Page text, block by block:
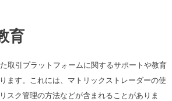
育
取引プラットフォームに関するサポートや教育
ます。これには、マトリックストレーダーの使
スク管理の方法などが含まれることがありま